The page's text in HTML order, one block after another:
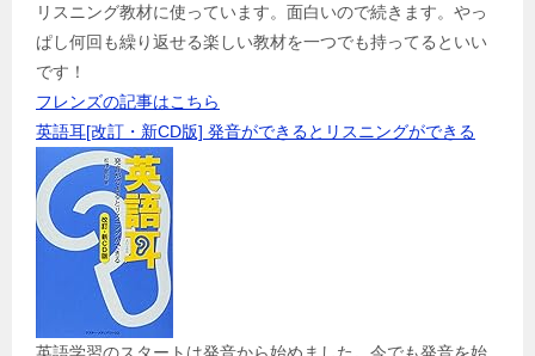
リスニング教材に使っています。面白いので続きます。やっ
ぱし何回も繰り返せる楽しい教材を一つでも持ってるといい
です！
フレンズの記事はこちら
英語耳[改訂・新CD版] 発音ができるとリスニングができる